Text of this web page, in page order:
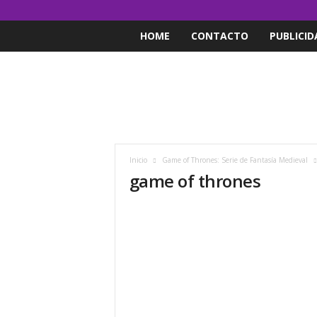
HOME CONTACTO
Inicio Game of Thrones: Serie de Fantasía Medieval
game of thrones